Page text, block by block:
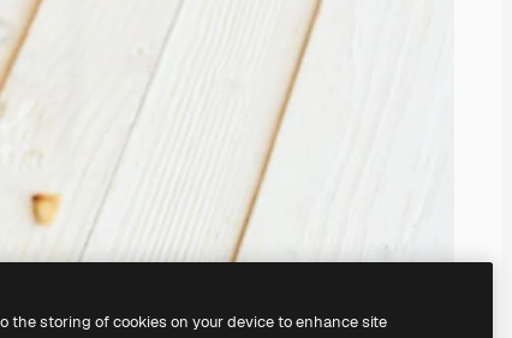
the storing of cookies on your device to enhance site